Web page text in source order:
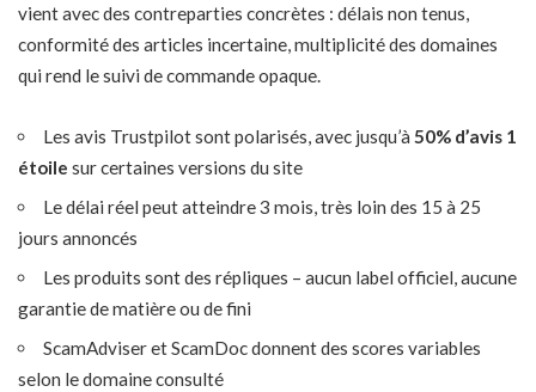
vient avec des contreparties concrètes : délais non tenus,
conformité des articles incertaine, multiplicité des domaines
qui rend le suivi de commande opaque.
Les avis Trustpilot sont polarisés, avec jusqu’à50% d’avis 1
étoile sur certaines versions du site
Le délai réel peut atteindre 3 mois, très loin des 15 à 25
jours annoncés
Les produits sont des répliques – aucun label officiel, aucune
garantie de matière ou de fini
ScamAdviser et ScamDoc donnent des scores variables
selon le domaine consulté